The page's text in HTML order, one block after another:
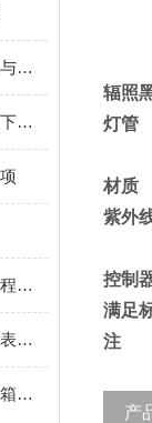
讲述高低温试验箱制冷压缩机的品牌与应用
要想更好的使用高低温交变试验箱以下维护保养*
氙弧灯和水暴露仪器的原理和操作规程详细介绍
喷塑处理耐尘试验机适用于所有机械表面进行喷塑处理
别等设备出故障才后悔！盐干湿试验箱的保养秘诀，现在知道还不晚
辐照
灯管
材质
紫外
控制
满足
注
产